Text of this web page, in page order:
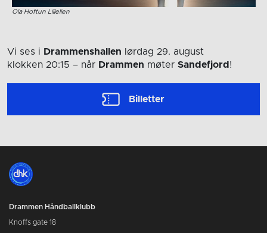
Ola Hoftun Lillelien
Vi ses i Drammenshallen lørdag 29. august
klokken 20:15 – når Drammen møter Sandefjord !
Billetter
Drammen Håndballklubb
Knoffs gate 18